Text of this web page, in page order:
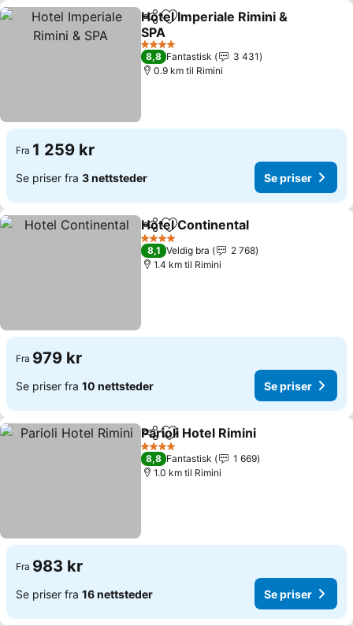
Del Legg til i favoritter
Hotel Imperiale Rimini &
SPA
Se priser
4 Stjerner
8,8 Fantastisk
3 431
0.9 km til Rimini
Fra 1 259 kr
Se priser fra 3 nettsteder Se priser
Del Legg til i favoritter
Hotel Continental
4 Stjerner
8,1 Veldig bra
2 768
1.4 km til Rimini
Fra 979 kr
Se priser fra 10 nettsteder Se priser
Del Legg til i favoritter
Parioli Hotel Rimini
4 Stjerner
8,8 Fantastisk
1 669
1.0 km til Rimini
Fra 983 kr
Se priser fra 16 nettsteder Se priser